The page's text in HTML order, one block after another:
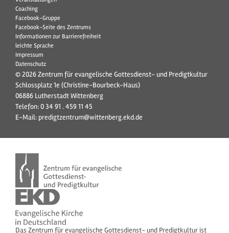
Coaching
Facebook-Gruppe
Facebook-Seite des Zentrums
Informationen zur Barrierefreiheit
leichte Sprache
Impressum
Datenschutz
© 2026 Zentrum für evangelische Gottesdienst- und Predigtkultur
Schlossplatz 1e (Christine-Bourbeck-Haus)
06886 Lutherstadt Wittenberg
Telefon:0 34 91 . 459 11 45
E-Mail: predigtzentrum@wittenberg.ekd.de
Das Zentrum für evangelische Gottesdienst- und Predigtkultur ist